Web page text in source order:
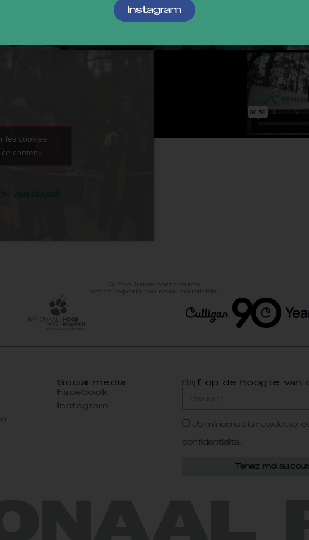
les cookies
contenu
Grâce à nos partenaires
cette expérience sera inoubliable.
Social media
Facebook
Instagram
Blijf op de hoogte van
Je m'inscris à la newsletter
confidentialité.
Tenez-moi au
Instagram